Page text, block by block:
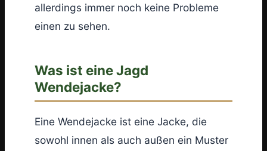
allerdings immer noch keine Probleme
einen zu sehen.
Was ist eine Jagd
Wendejacke?
Eine Wendejacke ist eine Jacke, die
sowohl innen als auch außen ein Muster